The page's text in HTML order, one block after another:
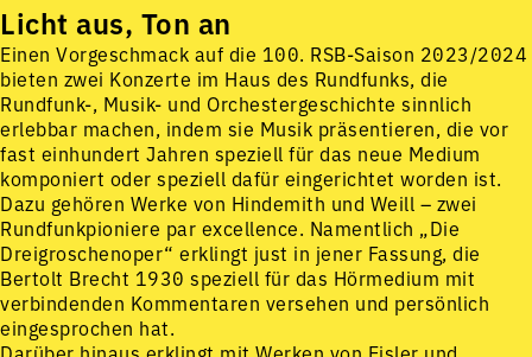
Licht aus, Ton an
Einen Vorgeschmack auf die 100. RSB-Saison 2023/2024
bieten zwei Konzerte im Haus des Rundfunks, die
Rundfunk-, Musik- und Orchestergeschichte sinnlich
erlebbar machen, indem sie Musik präsentieren, die vor
fast einhundert Jahren speziell für das neue Medium
komponiert oder speziell dafür eingerichtet worden ist.
Dazu gehören Werke von Hindemith und Weill – zwei
Rundfunkpioniere par excellence. Namentlich „Die
Dreigroschenoper“ erklingt just in jener Fassung, die
Bertolt Brecht 1930 speziell für das Hörmedium mit
verbindenden Kommentaren versehen und persönlich
eingesprochen hat.